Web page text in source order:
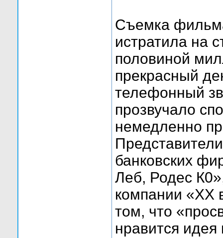
Съемка
истратила на
половиной
прекрасный
телефонный
прозвучало
немедленно
банковских
Леб, Родес
компании «XX
том, что
нравится идея